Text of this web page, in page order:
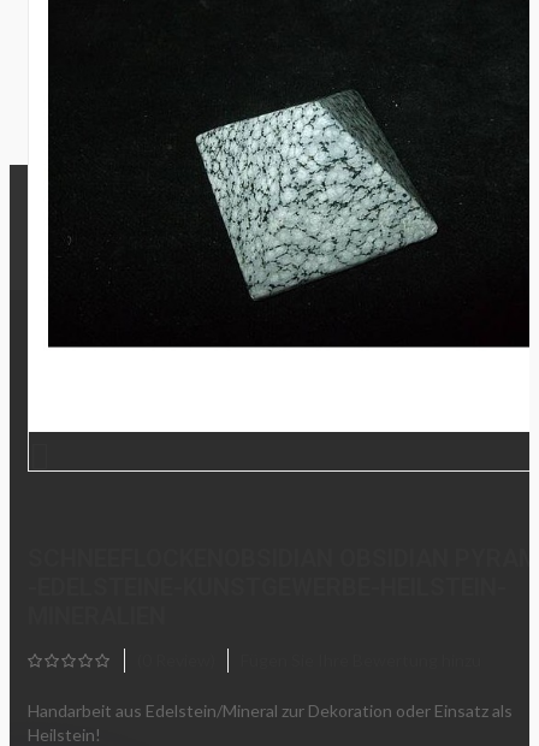
Handarbeit aus Edelstein/Mineral zur Dekoration oder Einsatz als
Heilstein!